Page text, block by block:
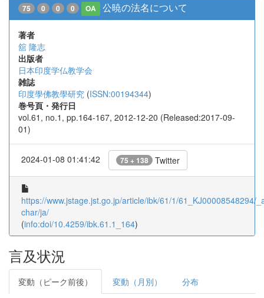
75 0 0 0 OA 公暁の法名について
著者
舘 隆志
出版者
日本印度学仏教学会
雑誌
印度學佛教學研究 (ISSN:00194344)
巻号頁・発行日
vol.61, no.1, pp.164-167, 2012-12-20 (Released:2017-09-
01)
2024-01-08 01:41:42 75 + 138 Twitter
https://www.jstage.jst.go.jp/article/ibk/61/1/61_KJ00008548294/
char/ja/
(info:doi/10.4259/ibk.61.1_164)
言及状況
変動（ピーク前後） 変動（月別） 分布